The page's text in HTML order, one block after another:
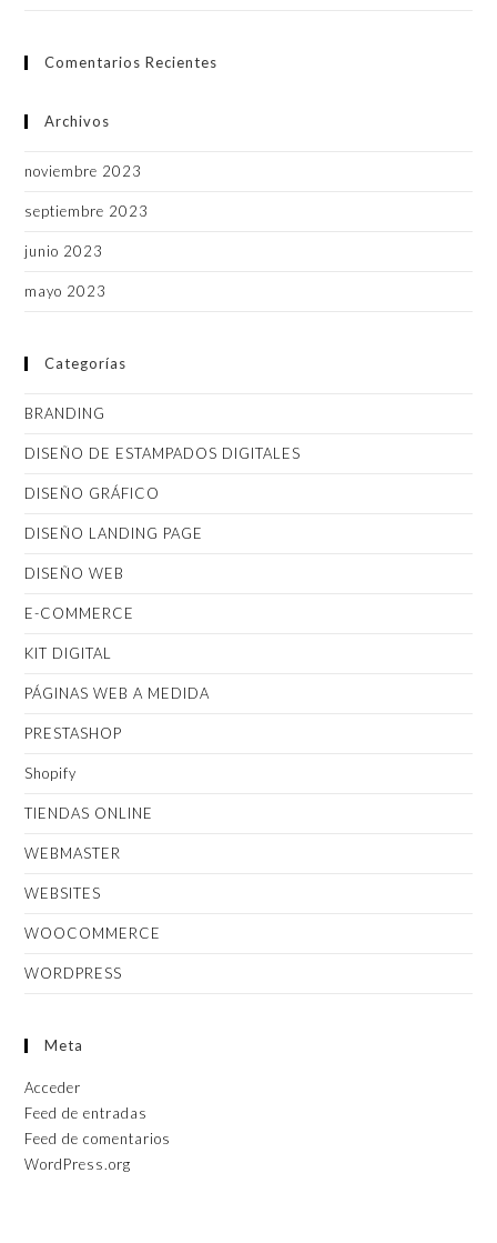
Comentarios Recientes
Archivos
noviembre 2023
septiembre 2023
junio 2023
mayo 2023
Categorías
BRANDING
DISEÑO DE ESTAMPADOS DIGITALES
DISEÑO GRÁFICO
DISEÑO LANDING PAGE
DISEÑO WEB
E-COMMERCE
KIT DIGITAL
PÁGINAS WEB A MEDIDA
PRESTASHOP
Shopify
TIENDAS ONLINE
WEBMASTER
WEBSITES
WOOCOMMERCE
WORDPRESS
Meta
Acceder
Feed de entradas
Feed de comentarios
WordPress.org